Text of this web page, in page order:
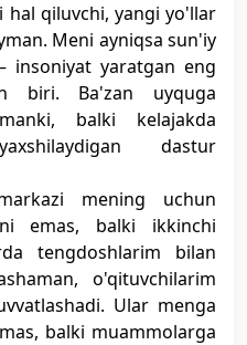
qiluvchi, yangi yo'llar
Meni ayniqsa sun'iy
insoniyat yaratgan eng
biri. Ba'zan uyquga
balki kelajakda
dastur
mening uchun
emas, balki ikkinchi
tengdoshlarim bilan
o'qituvchilarim
Ular menga
balki muammolarga